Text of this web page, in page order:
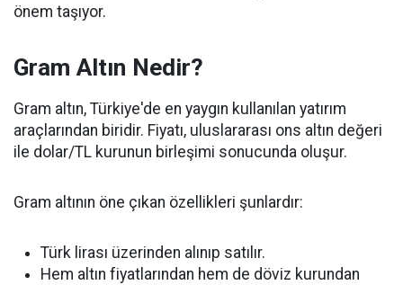
önem taşıyor.
Gram Altın Nedir?
Gram altın, Türkiye'de en yaygın kullanılan yatırım
araçlarından biridir. Fiyatı, uluslararası ons altın değeri
ile dolar/TL kurunun birleşimi sonucunda oluşur.
Gram altının öne çıkan özellikleri şunlardır:
Türk lirası üzerinden alınıp satılır.
Hem altın fiyatlarından hem de döviz kurundan